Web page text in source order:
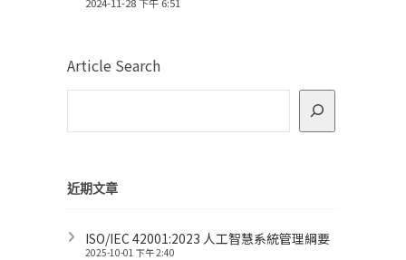
Article Search
近期文章
ISO/IEC 42001:2023 人工智慧系統管理綱要
2025-10-01 下午 2:40